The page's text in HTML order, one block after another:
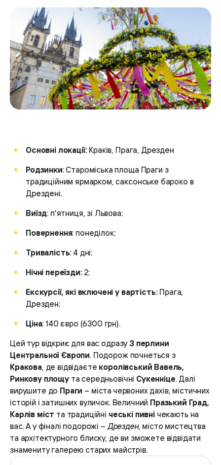
Основні локації: Краків, Прага, Дрезден
Родзинки: Староміська площа Праги з
традиційним ярмарком, саксонське бароко в
Дрездені.
Виїзд: п'ятниця, зі Львова;
Повернення: понеділок;
Тривалість: 4 дні;
Нічні переїзди: 2;
Екскурсії, які включені у вартість: Прага,
Дрезден;
Ціна: 140 євро (6300 грн).
Цей тур відкриє для вас одразу 3 перлини
Центральної Європи. Подорож почнеться з
Кракова, де відвідаєте королівський Вавель,
Ринкову площута середньовічні Сукенніце. Далі
вирушите до Праги – міста червоних дахів, містичних
історій і затишних вуличок. Величний Празький Град,
Карлів міст та традиційні чеські пивні чекають на
вас. А у фіналі подорожі – Дрезден, місто мистецтва
та архітектурного блиску, де ви зможете відвідати
знамениту галерею старих майстрів.